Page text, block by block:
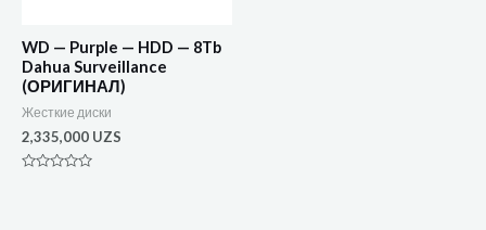
WD — Purple — HDD — 8Tb
Dahua Surveillance
(ОРИГИНАЛ)
Жесткие диски
2,335,000 UZS